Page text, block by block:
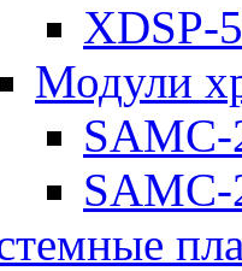
XDSP-
Модули
SAMC-
SAMC-